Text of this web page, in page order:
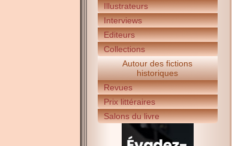
Illustrateurs
Interviews
Editeurs
Collections
Autour des fictions
historiques
Revues
Prix littéraires
Salons du livre